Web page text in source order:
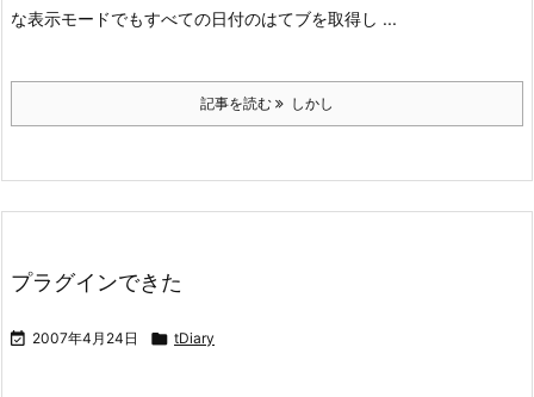
な表示モードでもすべての日付のはてブを取得し ...
記事を読む しかし
プラグインできた
 2007年4月24日  tDiary